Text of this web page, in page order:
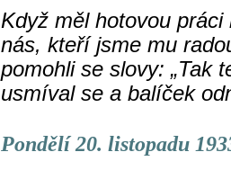
Když měl hotovou
nás, kteří jsme mu
pomohli se slovy: „Tak
usmíval se a balíček
Pondělí 20. listopadu